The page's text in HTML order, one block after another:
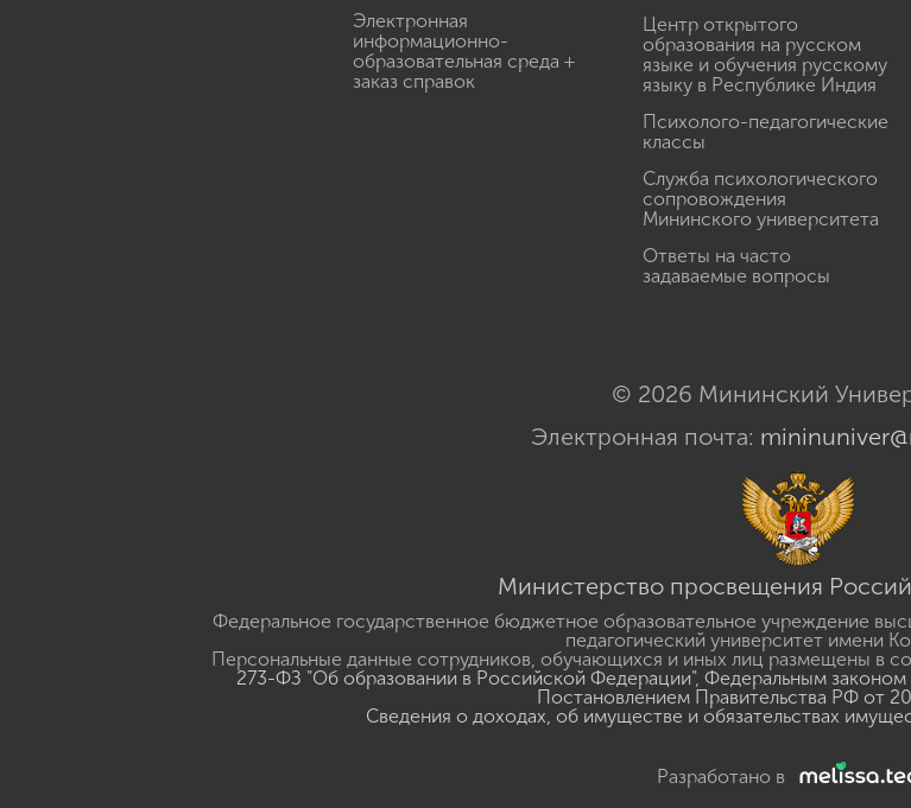
Электронная
информационно-
образовательная среда +
заказ справок
Центр открытого
образования на русском
языке и обучения русскому
языку в Республике Индия
Психолого-педагогические
классы
Служба психологического
сопровождения
Мининского университета
Ответы на часто
задаваемые вопросы
© 2026 Мининский
Электронная почта:
Министерство просвещения
Федеральное государственное бюджетное образовательное учреждение
педагогический университет имени
Персональные данные сотрудников, обучающихся и иных лиц размещены в
273-ФЗ "Об образовании в Российской Федерации", Федеральным
Постановлением Правительства РФ от
Сведения о доходах, об имуществе и обязательствах
Разработано в